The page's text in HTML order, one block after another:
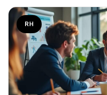
RH